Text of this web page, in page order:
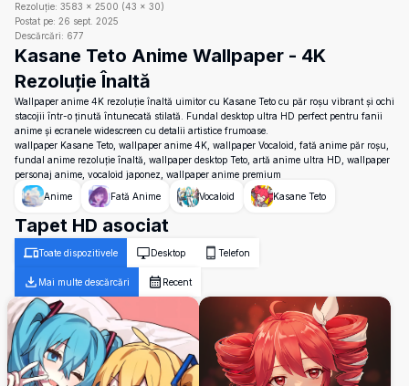
Rezoluție: 3583 × 2500 (43 × 30)
Postat pe: 26 sept. 2025
Descărcări: 677
Kasane Teto Anime Wallpaper - 4K
Rezoluție Înaltă
Wallpaper anime 4K rezoluție înaltă uimitor cu Kasane Teto cu păr roșu vibrant și ochi
stacojii într-o ținută întunecată stilată. Fundal desktop ultra HD perfect pentru fanii
anime și ecranele widescreen cu detalii artistice frumoase.
wallpaper Kasane Teto, wallpaper anime 4K, wallpaper Vocaloid, fată anime păr roșu,
fundal anime rezoluție înaltă, wallpaper desktop Teto, artă anime ultra HD, wallpaper
personaj anime, vocaloid japonez, wallpaper anime premium
Anime
Fată Anime Vocaloid Kasane Teto
Tapet HD asociat
Toate dispozitivele Desktop Telefon
Mai multe descărcări Recent